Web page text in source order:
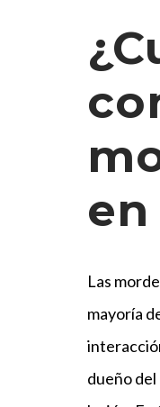
en
Las
mayoría
dueño